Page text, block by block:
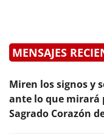
MENSAJES
Miren los signos y
ante lo que mirará
Sagrado Corazón